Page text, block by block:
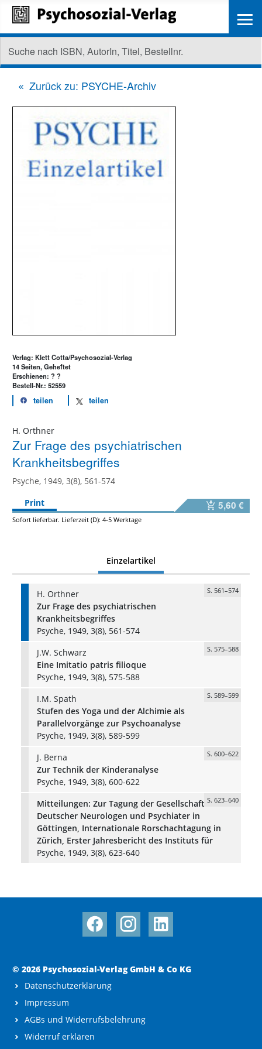
Zurück zu: PSYCHE-Archiv
Verlag: Klett Cotta/Psychosozial-Verlag
14 Seiten, Geheftet
Erschienen: ? ?
Bestell-Nr.: 52559
teilen teilen
H. Orthner
Zur Frage des psychiatrischen
Krankheitsbegriffes
Psyche, 1949, 3(8), 561-574
Print
5,60 €
Sofort lieferbar. Lieferzeit (D): 4-5 Werktage
Einzelartikel
H. Orthner S. 561–574
Zur Frage des psychiatrischen
Krankheitsbegriffes
Psyche, 1949, 3(8), 561-574
J.W. Schwarz
S. 575–588
Eine Imitatio patris filioque
Psyche, 1949, 3(8), 575-588
I.M. Spath
S. 589–599
Stufen des Yoga und der Alchimie als
Parallelvorgänge zur Psychoanalyse
Psyche, 1949, 3(8), 589-599
J. Berna
S. 600–622
Zur Technik der Kinderanalyse
Psyche, 1949, 3(8), 600-622
S. 623–640
Mitteilungen: Zur Tagung der Gesellschaft
Deutscher Neurologen und Psychiater in
Göttingen, Internationale Rorschachtagung in
Zürich, Erster Jahresbericht des Instituts für
Psyche, 1949, 3(8), 623-640
© 2026 Psychosozial-Verlag GmbH & Co KG
Datenschutzerklärung
Impressum
AGBs und Widerrufsbelehrung
Widerruf erklären
≡